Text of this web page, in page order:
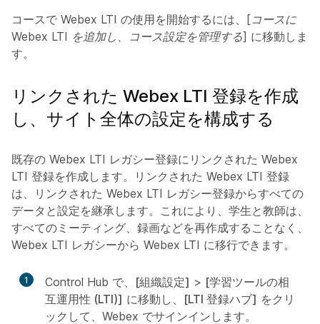
コースで Webex LTI の使用を開始するには、
[コースに
Webex LTI を追加し、コース設定を管理する] に移動しま
す。
リンクされた Webex LTI 登録を作成
し、サイト全体の設定を構成する
既存の Webex LTI レガシー登録にリンクされた Webex
LTI 登録を作成します。リンクされた Webex LTI 登録
は、リンクされた Webex LTI レガシー登録からすべての
データと設定を継承します。これにより、学生と教師は、
すべてのミーティング、録画などを再作成することなく、
Webex LTI レガシーから Webex LTI に移行できます。
1 Control Hub で、 [組織設定] > [学習ツールの相
互運用性 (LTI)] に移動し、 [LTI 登録ハブ] をクリ
ックして、Webex でサインインします。